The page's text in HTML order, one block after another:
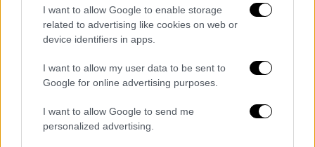
I want to allow Google to enable storage
related to advertising like cookies on web or
device identifiers in apps.
I want to allow my user data to be sent to
Google for online advertising purposes.
I want to allow Google to send me
personalized advertising.
ασθενοφόρο του ΕΚΑΒ και μεταφέρθηκε στο
εφημερεύον νοσοκομείο, όπου εισήχθη για
Νευροχειρουργική Κλινική.
Σύμφωνα με αστυνομικές πηγές, στοσημείο
βρισκόταν και ο σύζυγός της
, ο οποίος